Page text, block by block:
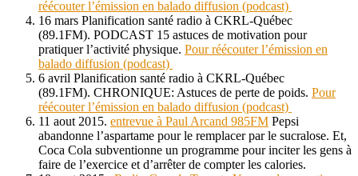
réécouter l’émission en balado diffusion (podcast)
16 mars Planification santé radio à CKRL-Québec
(89.1FM). PODCAST 15 astuces de motivation pour
pratiquer l’activité physique. Pour réécouter l’émission en
balado diffusion (podcast)
6 avril Planification santé radio à CKRL-Québec
(89.1FM). CHRONIQUE: Astuces de perte de poids. Pour
réécouter l’émission en balado diffusion (podcast)
11 aout 2015. entrevue à Paul Arcand 985FM Pepsi
abandonne l’aspartame pour le remplacer par le sucralose. Et,
Coca Cola subventionne un programme pour inciter les gens à
faire de l’exercice et d’arrêter de compter les calories.